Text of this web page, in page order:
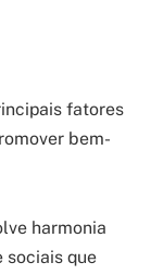
fatores
bem-
harmonia
sociais que